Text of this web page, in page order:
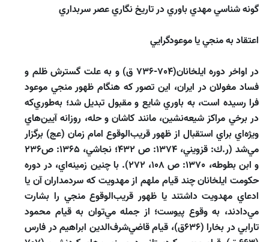
گونه شناسي مهدي باوري در تاريخ نگاري عصر سربداري
اعتقاد به منجي يا موعودگرايي
در اواخر دوره ايلخانان(704-736 ق) و به علت گسترش ظلم و
فساد مغولان در ايران، اين تصور كه هنگام ظهور منجي موعود
فرا رسيده است، به باوري شايع و مقبول تبديل شد؛ به‌طوري‌كه
در برخي مراكز شيعه‌نشين، مانند كاشان و حله، روزانه آيين‌هاي
ويژه‌اي براي استقبال از ظهور قريب‌الوقوع امام زمان (عج) برگزار
مي‌شد (ر.ك: قزويني، 1374: ص 432؛ نجاشي، 1365: ص236
و ابن بطوطه، 1370: ص 108، 272). با چنين زمينه‌اي، در دوره
حكومت ايلخانان چند قيام ملهم از مهدويت كه سردمداران آن يا
ادعاي مهدويت داشتند يا ظهور قريب‌الوقوع منجي را بشارت
مي‌دادند، به وقوع پيوست؛ از جمله مي‌توان به قيام محمود
تارابي در بخارا (636ق)، قيام قاضي‌شرف‌الدين ابراهيم در فارس